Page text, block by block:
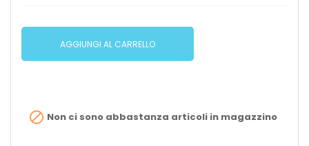
AGGIUNGI AL CARRELLO
 Non ci sono abbastanza articoli in magazzino